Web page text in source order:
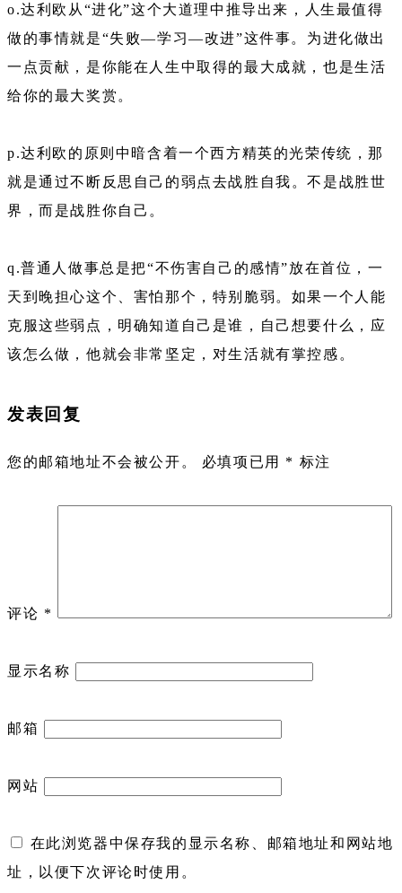
o.达利欧从“进化”这个大道理中推导出来，人生最值得
做的事情就是“失败—学习—改进”这件事。为进化做出
一点贡献，是你能在人生中取得的最大成就，也是生活
给你的最大奖赏。
p.达利欧的原则中暗含着一个西方精英的光荣传统，那
就是通过不断反思自己的弱点去战胜自我。不是战胜世
界，而是战胜你自己。
q.普通人做事总是把“不伤害自己的感情”放在首位，一
天到晚担心这个、害怕那个，特别脆弱。如果一个人能
克服这些弱点，明确知道自己是谁，自己想要什么，应
该怎么做，他就会非常坚定，对生活就有掌控感。
发表回复
您的邮箱地址不会被公开。 必填项已用 * 标注
评论 *
显示名称
邮箱
网站
在此浏览器中保存我的显示名称、邮箱地址和网站地
址，以便下次评论时使用。